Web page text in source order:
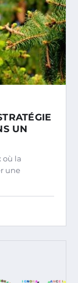
UN
où la
une